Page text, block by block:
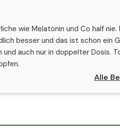
wie Melatonin und Co half
besser und das ist schon ein
auch nur in doppelter Dosis.
Alle